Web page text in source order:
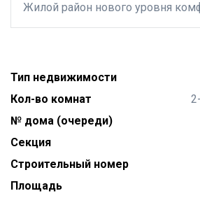
Жилой район нового уровня
Тип недвижимости
Кол-во комнат
№ дома (очереди)
Секция
Строительный номер
Площадь